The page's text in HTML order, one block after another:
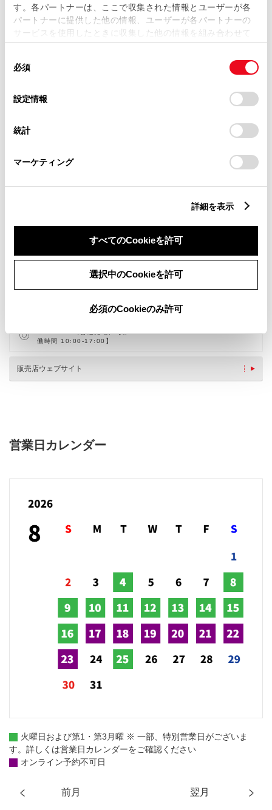
す。各パートナーは、ここで収集された情報とユーザーが各
パートナーに提供した他の情報、ユーザーが各パートナーの
サービスを使用したときに収集した他の情報を組み合わせて
使用することがあります。当ウェブサイトの使用を続行する
デバイスにすべてのCookie(クッキー)が保存されることに同
意したことになります。Cookie(クッキー)のオプトアウト、
設定の変更、同意を撤回したりするにあたっては、当社の
「Cookie（クッキー）情報の取り扱いについて
」をご覧くだ
必須
設定情報
統計
マーケティング
詳細を表示
すべてのCookieを許可
選択中のCookieを許可
必須のCookieのみ許可
キッズルーム バリアフリー/多目的駐車場
バリアフリー/多目的トイレ WiFi
AED 子供110番
福祉車両展示店
クルマ買取
Ｇ-Station（普通充電）【稼
働時間 10:00-17:00】
販売店ウェブサイト
営業日カレンダー
前月 翌月
火曜日および第1・第3月曜 ※ 一部、特別営業日がございま
す。詳しくは営業日カレンダーをご確認ください
オンライン予約不可日